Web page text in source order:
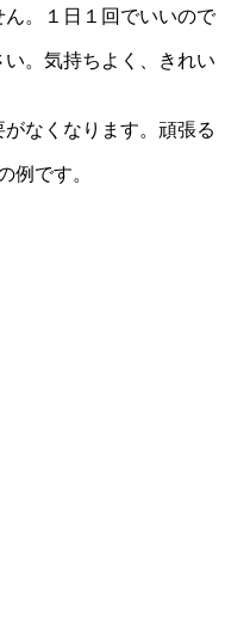
。１日１回でいいので
。気持ちよく、きれい
なくなります。頑張る
例です。